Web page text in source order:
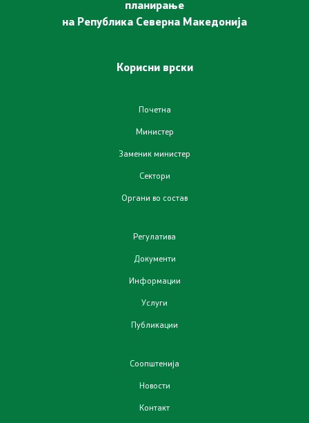
Просторно планирање
планирање
на Република Северна Македонија
Корисни врски
Почетна
Министер
Заменик министер
Сектори
Органи во состав
Регулатива
Документи
Информации
Услуги
Публикации
Соопштенија
Новости
Контакт